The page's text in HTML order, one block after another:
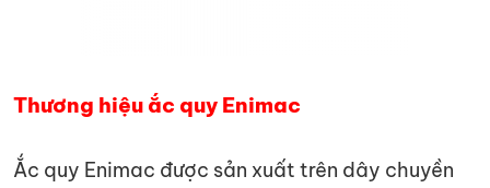
Thương hiệu ắc quy Enimac
Ắc quy Enimac được sản xuất trên dây chuyền